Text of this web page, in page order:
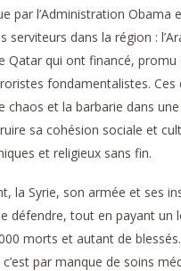
par l’Administration Obama
serviteurs dans la région :
Qatar qui ont financé,
fondamentalistes. Ces
chaos et la barbarie dans
sa cohésion sociale et
et religieux sans fin.
la Syrie, son armée et ses
défendre, tout en payant un
morts et autant de
c’est par manque de soins